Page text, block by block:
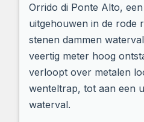
Orrido di Ponte Alto,
uitgehouwen in de rode
stenen dammen
veertig meter hoog
verloopt over metalen
wenteltrap, tot aan een
waterval.